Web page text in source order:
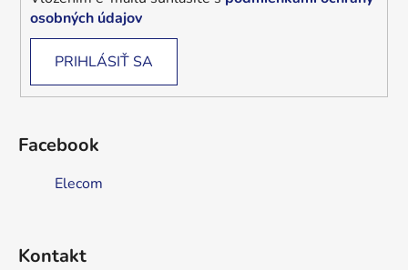
osobných údajov
PRIHLÁSIŤ SA
Facebook
Elecom
Kontakt